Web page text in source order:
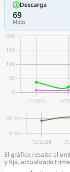
Descarga
69
Mbps
El gráfico resalta el
y fija, actualizado